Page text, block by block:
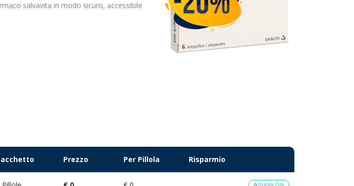
salvavita in modo sicuro, accessibile
Prezzo Per Pillola Risparmio
Acquista Ora